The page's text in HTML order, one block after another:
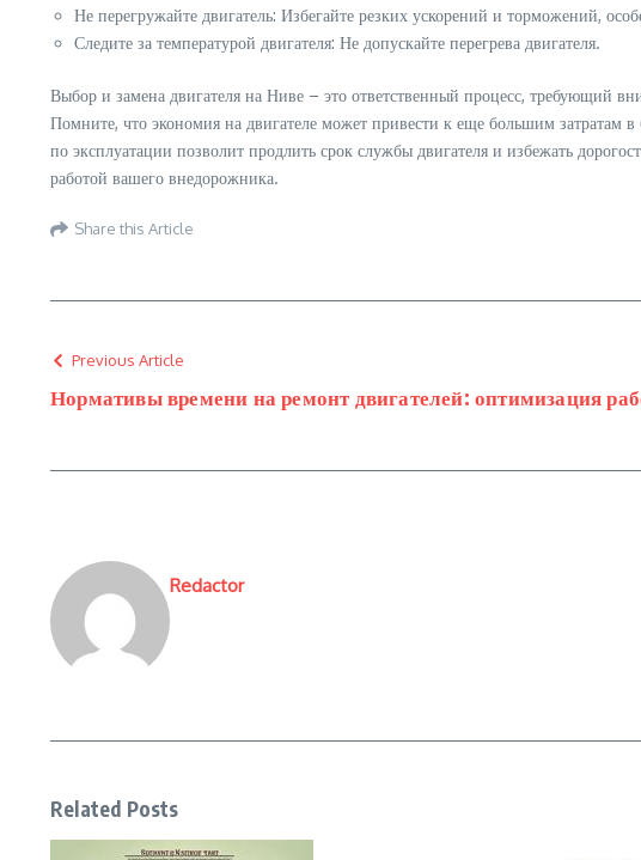
Не перегружайте двигатель: Избегайте резких ускорений и торможений,
Следите за температурой двигателя: Не допускайте перегрева двигателя.
Выбор и замена двигателя на Ниве – это ответственный процесс, требующий
Помните, что экономия на двигателе может привести к еще большим затратам
по эксплуатации позволит продлить срок службы двигателя и избежать
работой вашего внедорожника.
Share this Article
Previous Article
Нормативы времени на ремонт двигателей: оптимизация
Redactor
Related Posts